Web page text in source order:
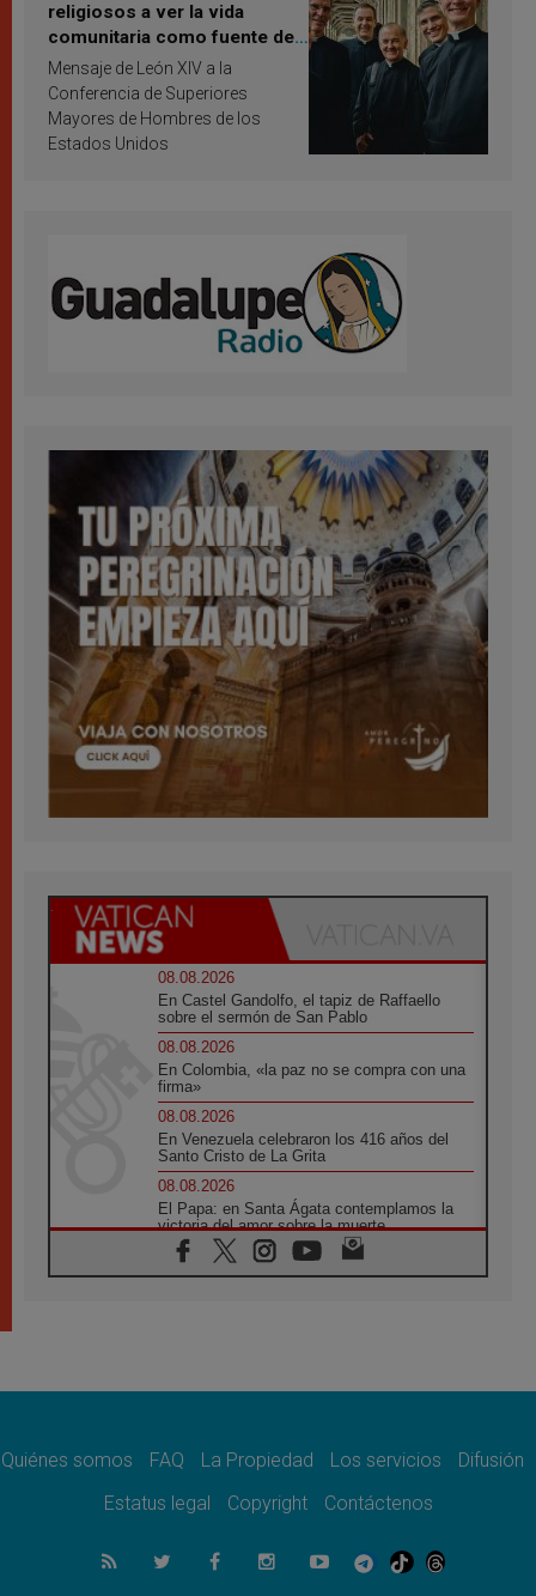
religiosos a ver la vida
comunitaria como fuente de
inspiración y santificación
Mensaje de León XIV a la
Conferencia de Superiores
Mayores de Hombres de los
Estados Unidos
08.08.2026
En Castel Gandolfo, el tapiz de Raffaello
sobre el sermón de San Pablo
08.08.2026
En Colombia, «la paz no se compra con una
firma»
08.08.2026
En Venezuela celebraron los 416 años del
Santo Cristo de La Grita
08.08.2026
El Papa: en Santa Ágata contemplamos la
victoria del amor sobre la muerte
08.08.2026
León XIV visitará el Santuario de la Madre
07.08.2026
07.08.2026
el compromiso del cristiano"
La matanza de niños en Gaza no cesa: 300
muertos en 300 días
Quiénes somos FAQ La Propiedad Los servicios
Difusión
Estatus legal
Copyright Contáctenos